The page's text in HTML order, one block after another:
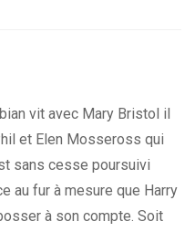
vit avec Mary Bristol il
et Elen Mosseross qui
sans cesse poursuivi
au fur à mesure que Harry
à son compte. Soit